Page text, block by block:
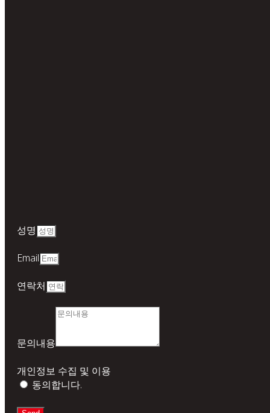
성명
Email
연락처
문의내용
개인정보 수집 및 이용
동의합니다.